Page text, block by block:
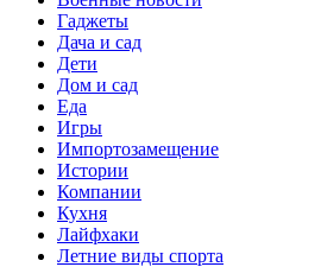
Гаджеты
Дача и сад
Дети
Дом и сад
Еда
Игры
Импортозамещение
Истории
Компании
Кухня
Лайфхаки
Летние виды спорта